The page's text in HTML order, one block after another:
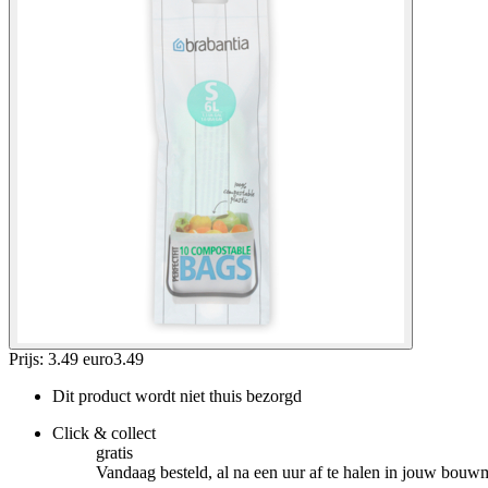
Prijs: 3.49 euro3.49
Dit product wordt niet thuis bezorgd
Click & collect
gratis
Vandaag besteld, al na een uur af te halen in jouw